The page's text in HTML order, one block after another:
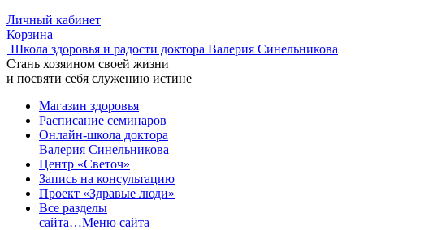
Личный кабинет
Корзина
Школа здоровья и радости доктора Валерия Синельникова
Стань хозяином своей жизни
и посвяти себя служению истине
Магазин здоровья
Расписание семинаров
Онлайн-школа доктора
Валерия Синельникова
Центр «Светоч»
Запись на консультацию
Проект «Здравые люди»
Все разделы
сайта…Меню сайта